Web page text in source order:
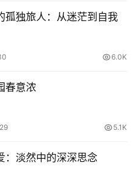
焉。
奸者贱。
，士畏其诚。势不背友，友
，下改逊焉。不为势，在势
孤独旅人：从迷茫到自我
6.0K
春意浓
5.1K
：淡然中的深深思念